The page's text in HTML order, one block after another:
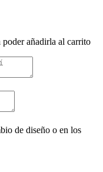
añadirla al carrito
de diseño o en los